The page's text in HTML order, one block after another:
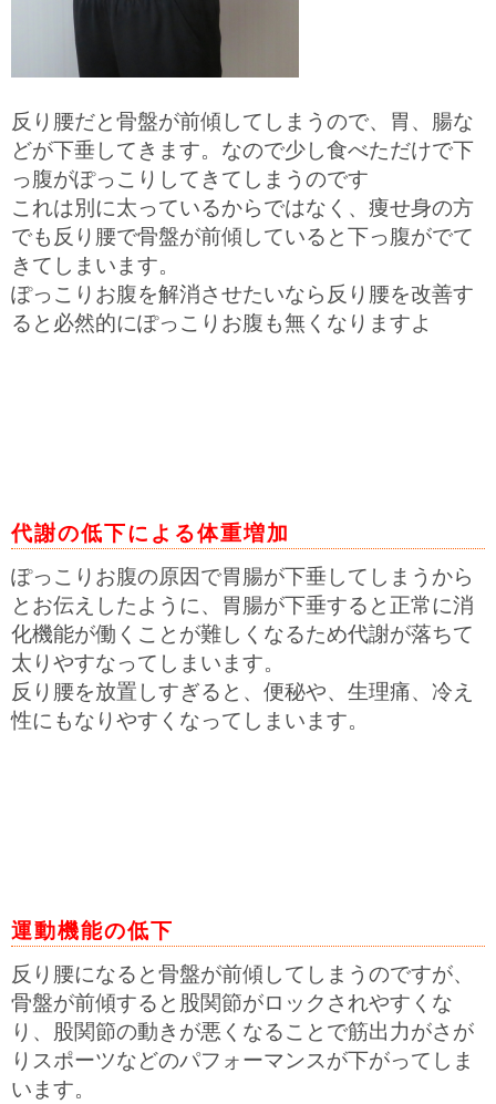
反り腰だと骨盤が前傾してしまうので、胃、腸な
どが下垂してきます。なので少し食べただけで下
っ腹がぽっこりしてきてしまうのです
これは別に太っているからではなく、痩せ身の方
でも反り腰で骨盤が前傾していると下っ腹がでて
きてしまいます。
ぽっこりお腹を解消させたいなら反り腰を改善す
ると必然的にぽっこりお腹も無くなりますよ
代謝の低下による体重増加
ぽっこりお腹の原因で胃腸が下垂してしまうから
とお伝えしたように、胃腸が下垂すると正常に消
化機能が働くことが難しくなるため代謝が落ちて
太りやすなってしまいます。
反り腰を放置しすぎると、便秘や、生理痛、冷え
性にもなりやすくなってしまいます。
運動機能の低下
反り腰になると骨盤が前傾してしまうのですが、
骨盤が前傾すると股関節がロックされやすくな
り、股関節の動きが悪くなることで筋出力がさが
りスポーツなどのパフォーマンスが下がってしま
います。